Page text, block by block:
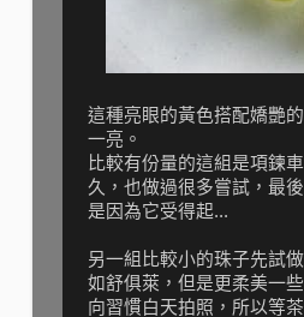
這種亮眼的黃色搭配嬌艷
一亮。
比較有份量的這組是項鍊
久，也做過很多嘗試，最
是因為它受得起...
另一組比較小的珠子先試
如舒俱萊，但是更柔美一
向習慣白天拍照，所以等